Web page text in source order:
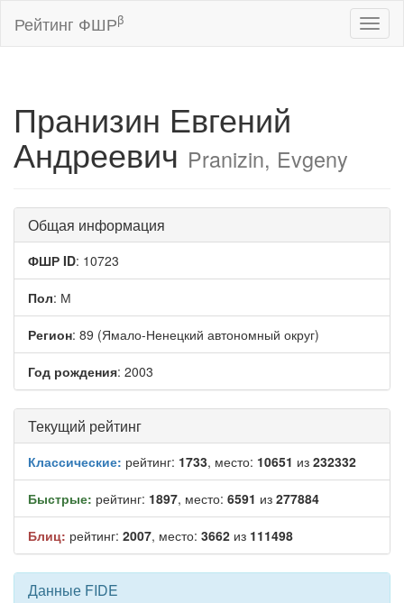
Рейтинг ФШРβ
Пранизин Евгений
Андреевич Pranizin, Evgeny
Общая информация
ФШР ID: 10723
Пол: М
Регион: 89 (Ямало-Ненецкий автономный округ)
Год рождения: 2003
Текущий рейтинг
Классические: рейтинг: 1733, место: 10651 из 232332
Быстрые: рейтинг: 1897, место: 6591 из 277884
Блиц: рейтинг: 2007, место: 3662 из 111498
Данные FIDE